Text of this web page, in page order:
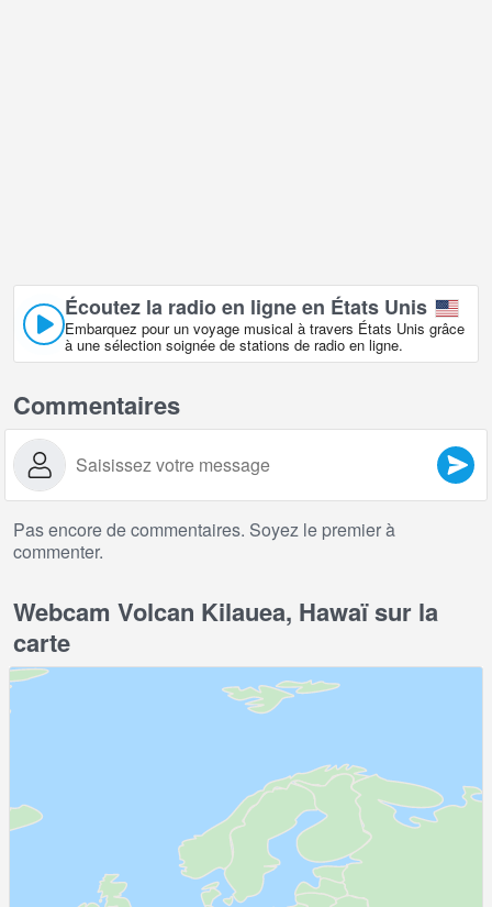
Écoutez la radio en ligne en États Unis
Embarquez pour un voyage musical à travers États Unis grâce
à une sélection soignée de stations de radio en ligne.
Commentaires
Pas encore de commentaires. Soyez le premier à
commenter.
Webcam Volcan Kilauea, Hawaï sur la
carte